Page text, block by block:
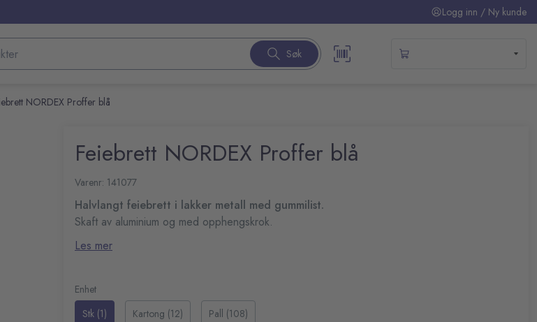
Logg inn / Ny kunde
Søk
NORDEX Proffer blå
Feiebrett NORDEX Proffer blå
Varenr: 141077
Halvlangt feiebrett i lakker metall med gummilist.
Skaft av aluminium og med opphengskrok.
Langt skaft for uanstrengt feiing
Materiale: Plast og aluminium
Les mer
Enhet
Stk (1)
Kartong (12) Pall (108)